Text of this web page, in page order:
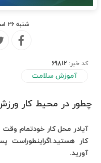
شنبه ۲۶ اسفند ۱۳۹۱ - ۱۲:۴۰
کد خبر: 69812
آموزش سلامت
چطور در محیط کار
آیادر محل کار خودتمام
کار
آورید.